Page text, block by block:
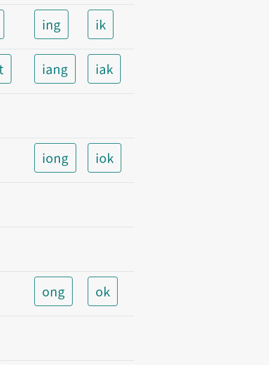
ing ik
iang iak
iong iok
ong ok